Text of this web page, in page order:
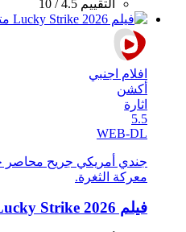
التقييم 4.5 / 10
افلام اجنبي
أكشن
اثارة
5.5
WEB-DL
جندي أمريكي جريح محاصر
معركة الثغرة.
فيلم Lucky Strike 2026 مترجم HD